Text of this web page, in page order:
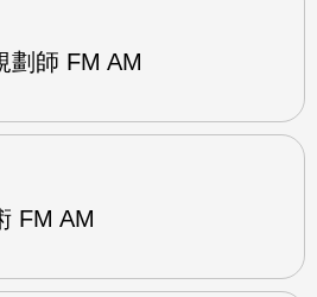
劃師 FM AM
FM AM